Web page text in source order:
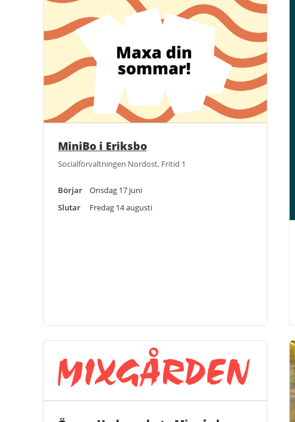
MiniBo i Eriksbo
Socialförvaltningen Nordost, Fritid 1
Börjar
Onsdag 17 juni
Slutar
Fredag 14 augusti